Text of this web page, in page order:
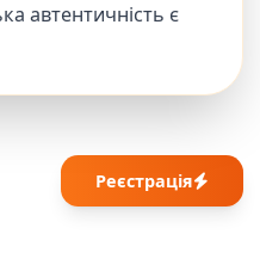
автентичність є
Реєстрація